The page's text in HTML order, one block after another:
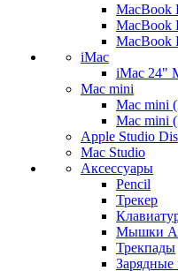
MacBook
MacBook
MacBook
iMac
iMac 24"
Mac mini
Mac mini
Mac mini
Apple Studio
Mac Studio
Аксессуары
Pencil
Трекер
Мышки
Трекпады
Зарядные